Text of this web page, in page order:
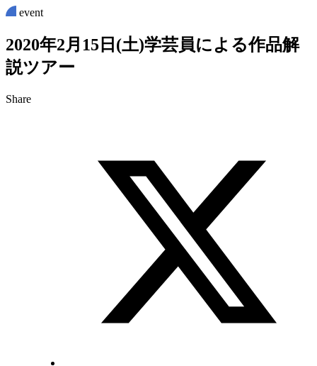
event
2020年2月 15 日 (土)学芸員によ る作品解
説ツアー
Share